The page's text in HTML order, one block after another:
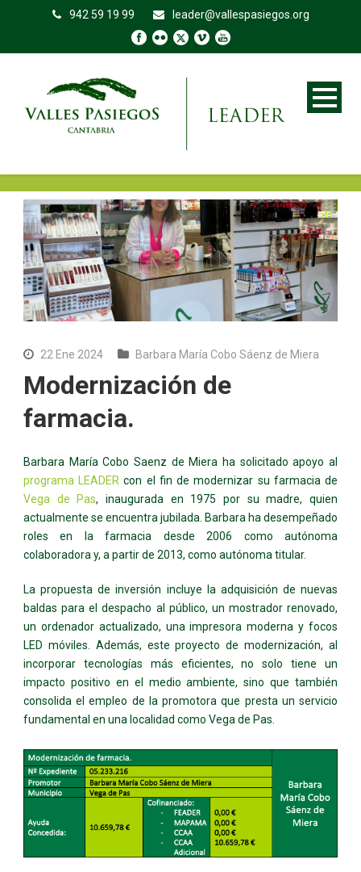
942 59 19 99 leader@vallespasiegos.org
22 Ene 2024 Barbara María Cobo Sáenz de Miera
Modernización de
farmacia.
Barbara María Cobo Saenz de Miera ha solicitado apoyo al
programa LEADER con el fin de modernizar su farmacia de
Vega de Pas, inaugurada en 1975 por su madre, quien
actualmente se encuentra jubilada. Barbara ha desempeñado
roles en la farmacia desde 2006 como autónoma
colaboradora y, a partir de 2013, como autónoma titular.
La propuesta de inversión incluye la adquisición de nuevas
baldas para el despacho al público, un mostrador renovado,
un ordenador actualizado, una impresora moderna y focos
LED móviles. Además, este proyecto de modernización, al
incorporar tecnologías más eficientes, no solo tiene un
impacto positivo en el medio ambiente, sino que también
consolida el empleo de la promotora que presta un servicio
fundamental en una localidad como Vega de Pas.